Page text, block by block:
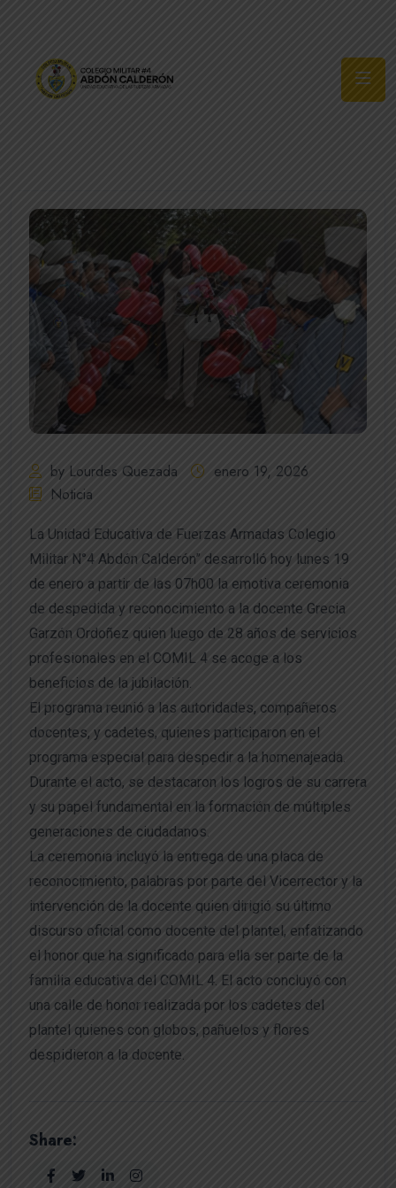
by Lourdes Quezada
enero 19, 2026
Noticia
La Unidad Educativa de Fuerzas Armadas Colegio
Militar N°4 Abdón Calderón” desarrolló hoy lunes 19
de enero a partir de las 07h00 la emotiva ceremonia
de despedida y reconocimiento a la docente Grecia
Garzón Ordoñez quien luego de 28 años de servicios
profesionales en el COMIL 4 se acoge a los
beneficios de la jubilación.
El programa reunió a las autoridades, compañeros
docentes, y cadetes, quienes participaron en el
programa especial para despedir a la homenajeada.
Durante el acto, se destacaron los logros de su carrera
y su papel fundamental en la formación de múltiples
generaciones de ciudadanos.
La ceremonia incluyó la entrega de una placa de
reconocimiento, palabras por parte del Vicerrector y la
intervención de la docente quien dirigió su último
discurso oficial como docente del plantel, enfatizando
el honor que ha significado para ella ser parte de la
familia educativa del COMIL 4. El acto concluyó con
una calle de honor realizada por los cadetes del
plantel quienes con globos, pañuelos y flores
despidieron a la docente.
Share: